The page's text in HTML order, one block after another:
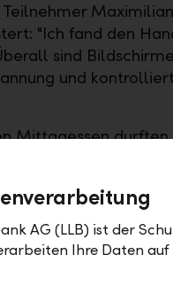
"Ich fand den
sind
und
Mittagessen durften
Vater, Götti etc. –
am diesjährigen
LLB und die
AG (LLB) ist der
Ihre Daten